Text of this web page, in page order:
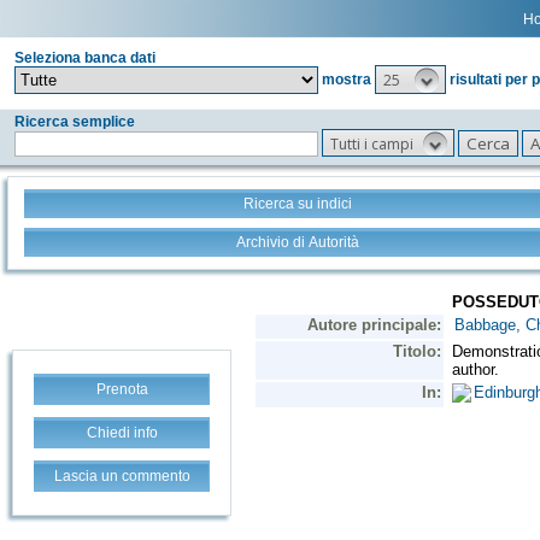
Seleziona banca dati
mostra
25 risultati per
Ricerca semplice
Tutti i campi
Ricerca su indici
Archivio di Autorità
Prenota
Chiedi info
Lascia un commento